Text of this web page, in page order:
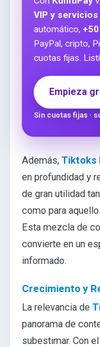
VIP y servicios
automático,
PayPal, cripto,
cuotas fijas.
Empieza
Sin cuotas fijas ·
Además, Tiktoks
en profundidad y
de gran utilidad
como para
Esta mezcla de
convierte en un
informado.
Crecimiento y
La relevancia de
panorama de
subestimar. Con